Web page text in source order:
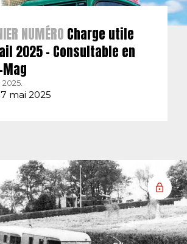
NUMÉRO Charge utile
2025 – Consultable en
mai 2025